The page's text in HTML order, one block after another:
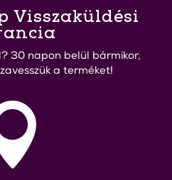
Visszaküldési
30 napon belül bármikor,
a terméket!